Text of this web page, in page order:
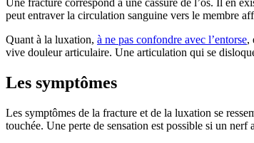
Une fracture correspond à une cassure de l’os. Il en
peut entraver la circulation sanguine vers le membre
Quant à la luxation, à ne pas confondre avec l’entorse,
vive douleur articulaire. Une articulation qui se
Les symptômes
Les symptômes de la fracture et de la luxation se
touchée. Une perte de sensation est possible si un nerf